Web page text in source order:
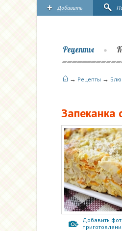
Добавить
Рецепты
→ Рецепты →
Запеканка
Добавить